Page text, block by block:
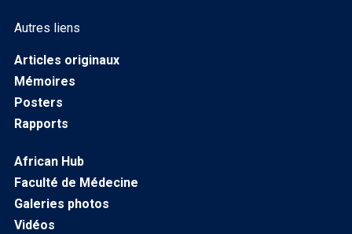
Autres liens
Articles originaux
Mémoires
Posters
Rapports
African Hub
Faculté de Médecine
Galeries photos
Vidéos